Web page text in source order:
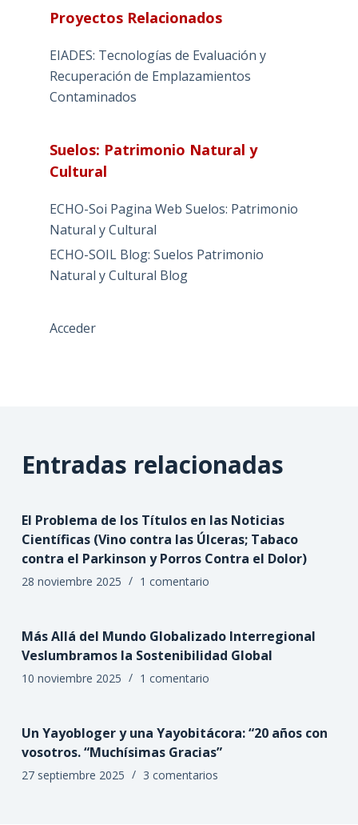
Proyectos Relacionados
EIADES: Tecnologías de Evaluación y
Recuperación de Emplazamientos
Contaminados
Suelos: Patrimonio Natural y
Cultural
ECHO-Soi Pagina Web Suelos: Patrimonio
Natural y Cultural
ECHO-SOIL Blog: Suelos Patrimonio
Natural y Cultural Blog
Acceder
Entradas relacionadas
El Problema de los Títulos en las Noticias
Científicas (Vino contra las Úlceras; Tabaco
contra el Parkinson y Porros Contra el Dolor)
28 noviembre 2025 1 comentario
Más Allá del Mundo Globalizado Interregional
Veslumbramos la Sostenibilidad Global
10 noviembre 2025 1 comentario
Un Yayobloger y una Yayobitácora: “20 años con
vosotros. “Muchísimas Gracias”
27 septiembre 2025 3 comentarios